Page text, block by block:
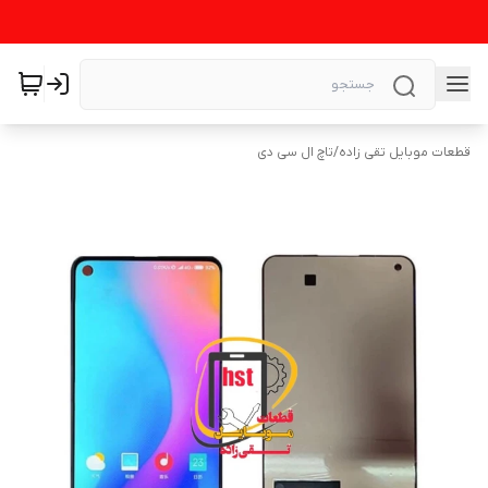
قطعات موبایل تقی زاده/تاچ ال سی دی